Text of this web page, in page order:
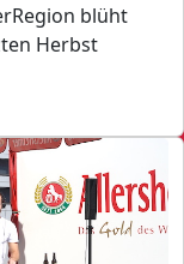
blüht
Herbst